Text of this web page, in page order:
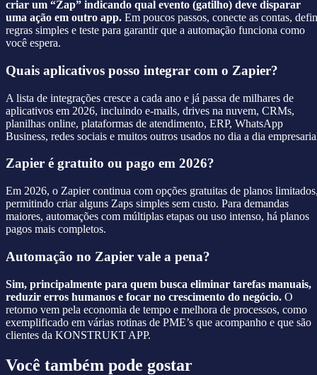
criar um “Zap” indicando qual evento (gatilho) deve disparar
uma ação em outro app. Em poucos passos, conecte as contas,
regras simples e teste para garantir que a automação funciona como
você espera.
Quais aplicativos posso integrar com o Zapier?
A lista de integrações cresce a cada ano e já passa de milhares de
aplicativos em 2026, incluindo e-mails, drives na nuvem, CRMs,
planilhas online, plataformas de atendimento, ERP, WhatsApp
Business, redes sociais e muitos outros usados no dia a dia
Zapier é gratuito ou pago em 2026?
Em 2026, o Zapier continua com opções gratuitas de planos
permitindo criar alguns Zaps simples sem custo. Para demandas
maiores, automações com múltiplas etapas ou uso intenso, há planos
pagos mais completos.
Automação no Zapier vale a pena?
Sim, principalmente para quem busca eliminar tarefas manuais,
reduzir erros humanos e focar no crescimento do negócio. O
retorno vem pela economia de tempo e melhora de processos, como
exemplificado em várias rotinas de PME’s que acompanho e que são
clientes da KONSTRUKT APP.
Você também pode gostar